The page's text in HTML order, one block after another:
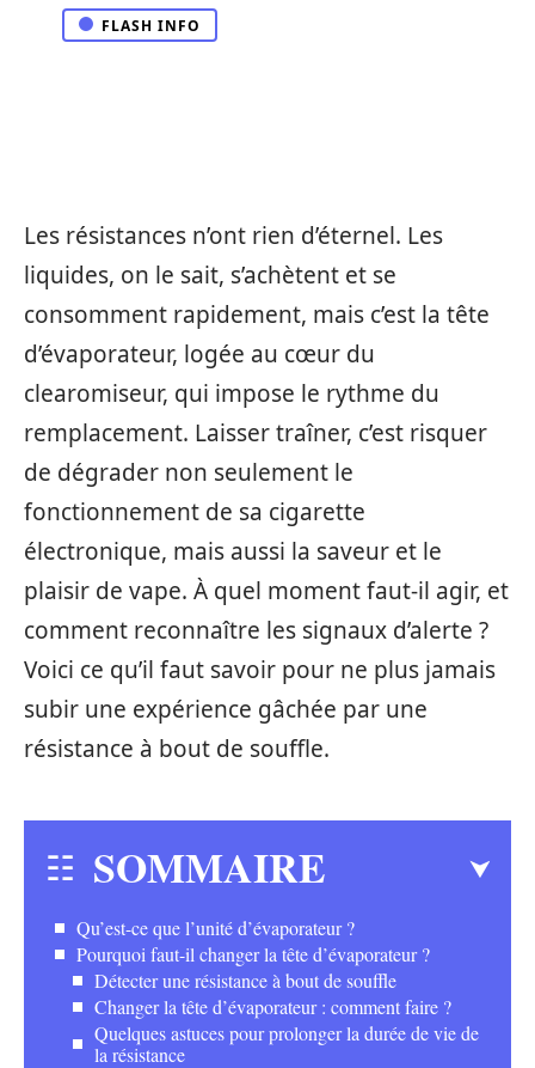
FLASH INFO
Les résistances n’ont rien d’éternel. Les
liquides, on le sait, s’achètent et se
consomment rapidement, mais c’est la tête
d’évaporateur, logée au cœur du
clearomiseur, qui impose le rythme du
remplacement. Laisser traîner, c’est risquer
de dégrader non seulement le
fonctionnement de sa cigarette
électronique, mais aussi la saveur et le
plaisir de vape. À quel moment faut-il agir, et
comment reconnaître les signaux d’alerte ?
Voici ce qu’il faut savoir pour ne plus jamais
subir une expérience gâchée par une
résistance à bout de souffle.
SOMMAIRE
Qu’est-ce que l’unité d’évaporateur ?
Pourquoi faut-il changer la tête d’évaporateur ?
Détecter une résistance à bout de souffle
Changer la tête d’évaporateur : comment faire ?
Quelques astuces pour prolonger la durée de vie de
la résistance